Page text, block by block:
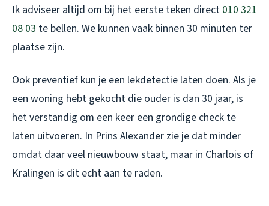
Ik adviseer altijd om bij het eerste teken direct 010 321
08 03 te bellen. We kunnen vaak binnen 30 minuten ter
plaatse zijn.
Ook preventief kun je een lekdetectie laten doen. Als je
een woning hebt gekocht die ouder is dan 30 jaar, is
het verstandig om een keer een grondige check te
laten uitvoeren. In Prins Alexander zie je dat minder
omdat daar veel nieuwbouw staat, maar in Charlois of
Kralingen is dit echt aan te raden.